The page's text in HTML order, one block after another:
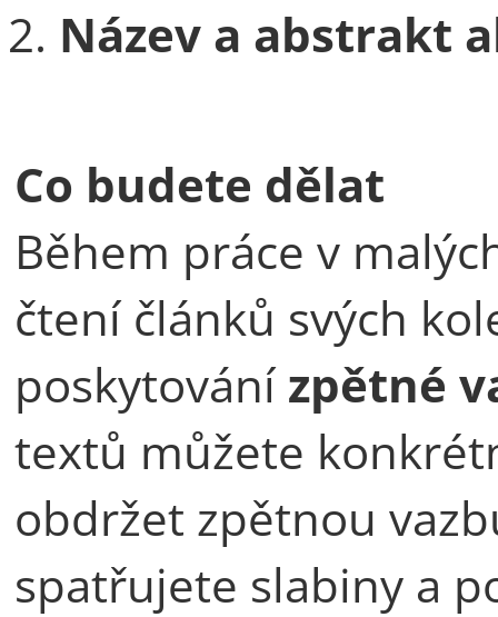
Název a abstrakt
Co budete dělat
Během práce v
čtení článků svých
poskytovánízpětné
textů můžete
obdržet zpětnou
spatřujete slabiny a